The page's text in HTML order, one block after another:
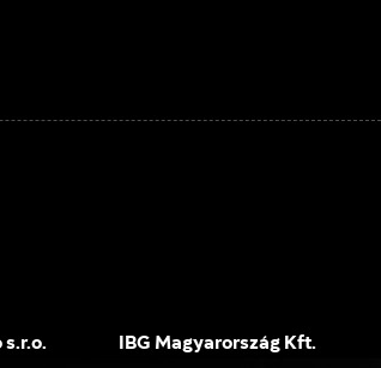
s.r.o. IBG Magyarország Kft.